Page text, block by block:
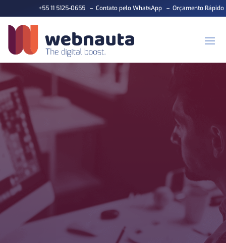
+55 11 5125-0655– Contato pelo WhatsApp– Orçamento Rápido